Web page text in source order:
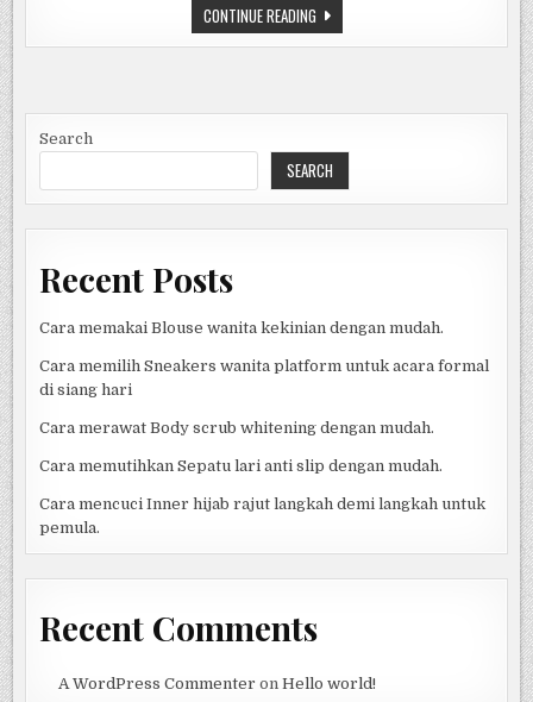
PENGENDARA
CONTINUE READINGE-
CHALLAN:
PANDUAN
BAYAR
ELEKTRONIK
UNTUK
PENGENDARA
MODERN
Search
SEARCH
Recent Posts
Cara memakai Blouse wanita kekinian dengan mudah.
Cara memilih Sneakers wanita platform untuk acara formal
di siang hari
Cara merawat Body scrub whitening dengan mudah.
Cara memutihkan Sepatu lari anti slip dengan mudah.
Cara mencuci Inner hijab rajut langkah demi langkah untuk
pemula.
Recent Comments
A WordPress Commenter on Hello world!